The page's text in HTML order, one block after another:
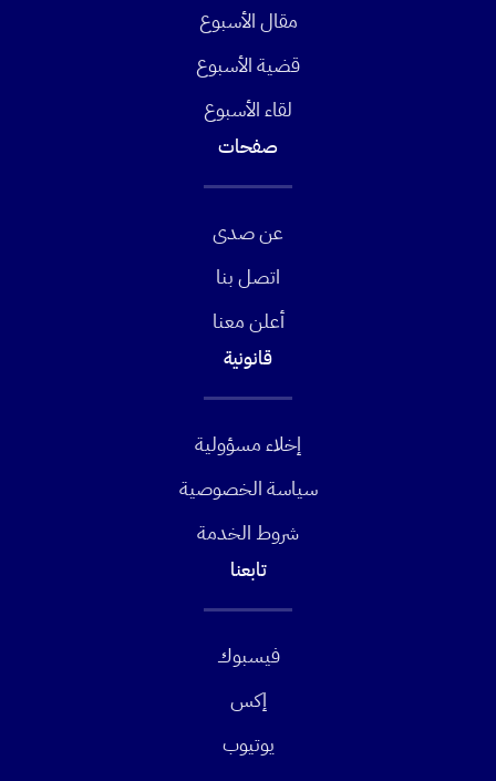
مقال الأسبوع
قضية الأسبوع
لقاء الأسبوع
صفحات
عن صدى
اتصل بنا
أعلن معنا
قانونية
إخلاء مسؤولية
سياسة الخصوصية
شروط الخدمة
تابعنا
فيسبوك
إكس
يوتيوب